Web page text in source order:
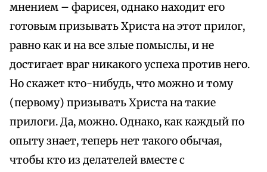
мнением – фарисея, однако находит его
готовым призывать Христа на этот прилог,
равно как и на все злые помыслы, и не
достигает враг никакого успеха против него.
Но скажет кто-нибудь, что можно и тому
(первому) призывать Христа на такие
прилоги. Да, можно. Однако, как каждый по
опыту знает, теперь нет такого обычая,
чтобы кто из делателей вместе с